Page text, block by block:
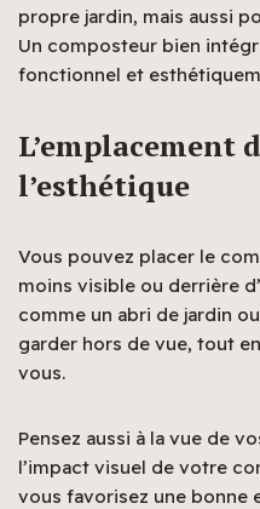
propre jardin, mais aussi
Un composteur bien
fonctionnel et
L’emplacement
l’esthétique
Vous pouvez placer le
moins visible ou derrière
comme un abri de jardin
garder hors de vue, tout
vous.
Pensez aussi à la vue de
l’impact visuel de votre
vous favorisez une bonne